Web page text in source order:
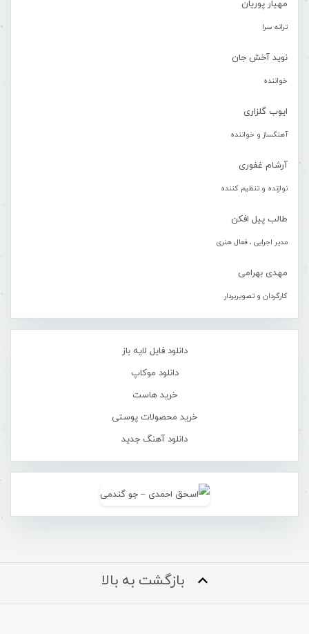
مهیار پوریان
ترانه سرا
نوید آخش جان
خواننده
ایوب گلزاری
آهنگساز و خواننده
آرشام غفوری
نوازنده و تنظیم کننده
طالب پیل افکن
مدیر اجرایی ، فعال هنری
مهدی بهرامی
کارگردان و تصویربردار
دانلود فایل لایه باز
دانلود موکاپ
خرید هاست
خرید محصولات پوستی
دانلود آهنگ جدید
بازگشت به بالا